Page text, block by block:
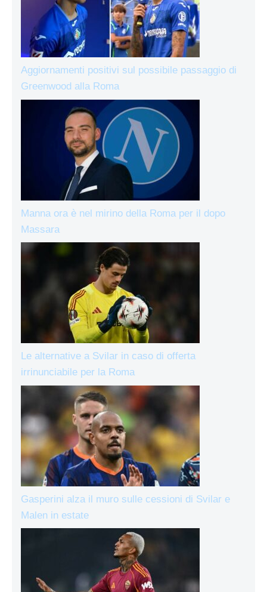
Aggiornamenti positivi sul possibile passaggio di
Greenwood alla Roma
Manna ora è nel mirino della Roma per il dopo
Massara
Le alternative a Svilar in caso di offerta
irrinunciabile per la Roma
Gasperini alza il muro sulle cessioni di Svilar e
Malen in estate